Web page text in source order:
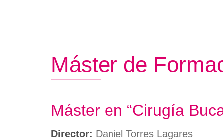
Máster de
Máster en “Cirugía
Director: Daniel Torres Lagares